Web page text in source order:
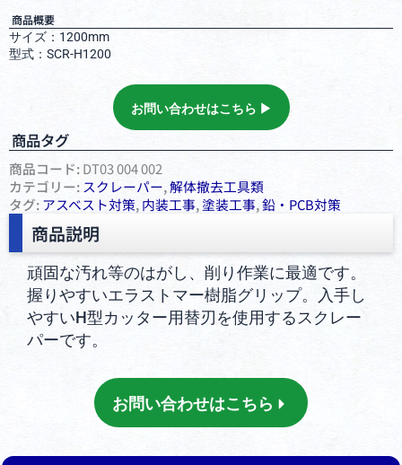
商品概要
サイズ：1200mm
型式：SCR-H1200
お問い合わせはこちら ▶︎
商品タグ
商品コード:DT03 004 002
カテゴリー: スクレーパー,解体撤去工具類
タグ:アスベスト対策,内装工事,塗装工事,鉛・PCB対策
商品説明
頑固な汚れ等のはがし、削り作業に最適です。
握りやすいエラストマー樹脂グリップ。入手し
やすいH型カッター用替刃を使用するスクレー
パーです。
お問い合わせはこちら